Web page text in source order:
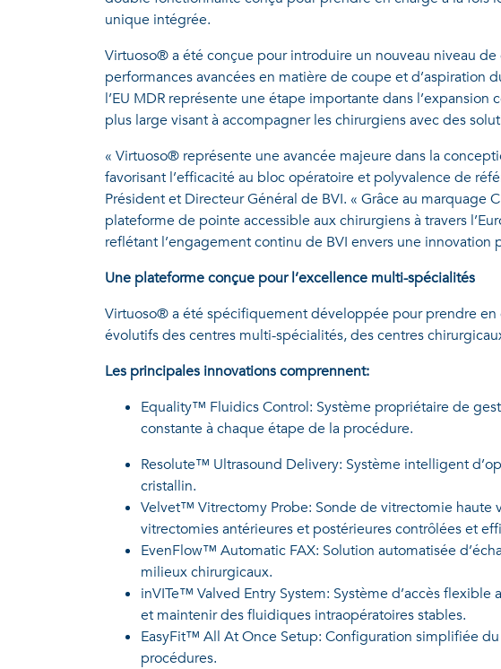
unique intégrée.
Virtuoso® a été conçue pour introduire un nouveau niveau
performances avancées en matière de coupe et d’aspiration
l’EU MDR représente une étape importante dans
plus large visant à accompagner les chirurgiens avec des
« Virtuoso® représente une avancée majeure dans la
favorisant l’efficacité au bloc opératoire et polyvalence de
Président et Directeur Général de BVI. « Grâce au
plateforme de pointe accessible aux chirurgiens à travers
reflétant l’engagement continu de BVI envers une
Une plateforme conçue pour l’excellence multi-spécialités
Virtuoso® a été spécifiquement développée pour prendre
évolutifs des centres multi-spécialités, des centres
Les principales innovations comprennent:
Equality™ Fluidics Control: Système propriétaire de
constante à chaque étape de la procédure.
Resolute™ Ultrasound Delivery: Système intelligent
cristallin.
Velvet™ Vitrectomy Probe: Sonde de vitrectomie haute
vitrectomies antérieures et postérieures contrôlées et
EvenFlow™ Automatic FAX: Solution automatisée
milieux chirurgicaux.
inVITe™ Valved Entry System: Système d’accès
et maintenir des fluidiques intraopératoires stables.
EasyFit™ All At Once Setup: Configuration simplifiée
procédures.